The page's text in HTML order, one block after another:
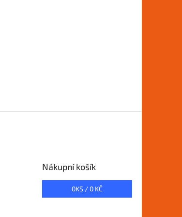
Nákupní košík
0KS / 0 KČ